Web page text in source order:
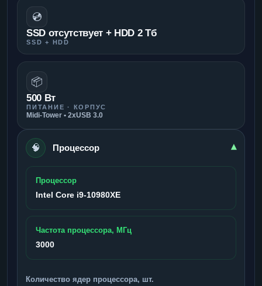
💿
SSD отсутствует + HDD 2 Тб
SSD + HDD
📦
500 Вт
ПИТАНИЕ · КОРПУС
Midi-Tower • 2xUSB 3.0
🧠 Процессор ▾
Процессор
Intel Core i9-10980XE
Частота процессора, МГц
3000
Количество ядер процессора, шт.